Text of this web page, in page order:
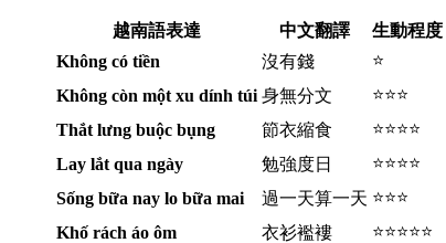
越南語表達 中文翻譯 生動程度
Không có tiền
沒有錢 ⭐
Không còn một xu dính túi 身無分文 ⭐⭐⭐
Thắt lưng buộc bụng
節衣縮食 ⭐⭐⭐⭐
Lay lắt qua ngày
勉強度日 ⭐⭐⭐⭐
Sống bữa nay lo bữa mai
過一天算一天 ⭐⭐⭐
Khố rách áo ôm
衣衫襤褸 ⭐⭐⭐⭐⭐